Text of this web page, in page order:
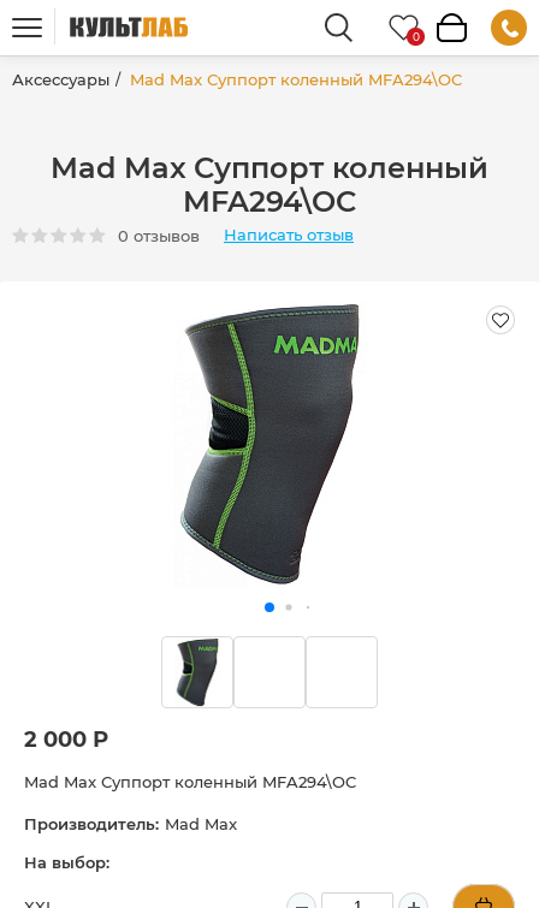
Аксессуары Mad Max Суппорт коленный MFA294\OC
Mad Max Суппорт коленный
MFA294\OC
0 отзывов Написать отзыв
2 000 Р
Mad Max Суппорт коленный MFA294\OC
Производитель: Mad Max
На выбор: